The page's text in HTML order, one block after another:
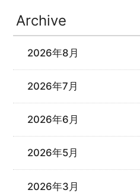
Archive
2026年8月
2026年7月
2026年6月
2026年5月
2026年3月